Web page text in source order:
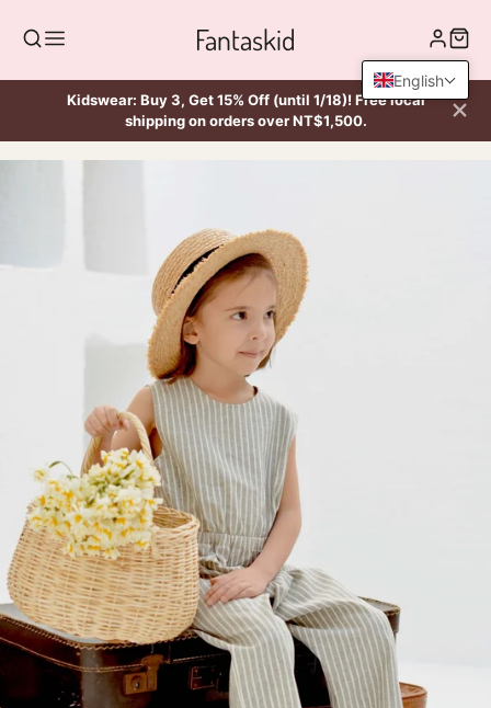
Fantaskid
Kidswear: Buy 3, Get 15% Off (until 1/18)! Free local
shipping on orders over NT$1,500.
English